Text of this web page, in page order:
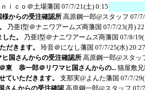
ｎｉｃｏ＠土場藩国 07/7/21(土) 0:15
からの受注確認所 高原鋼一郎@スタッフ 07/
乃亜I型＠ナニワアームズ商藩国 07/7/23(月)
た。
乃亜I型＠ナニワアームズ商藩国 07/8/
だきます。
玲音＠になし藩国 07/7/25(水) 20:27
国さんからの受注確認所 高原鋼一郎@スタッ
東 恭一郎＠リワマヒ国さんからの... 猫屋敷
ていただきます。
支那実@よんた藩国 07/7/
さんからの受注確認 高原鋼一郎@スタッフ 07/